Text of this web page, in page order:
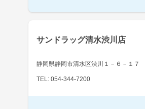
サンドラッグ清水渋川店
静岡県静岡市清水区渋川１－６－１７
TEL: 054-344-7200